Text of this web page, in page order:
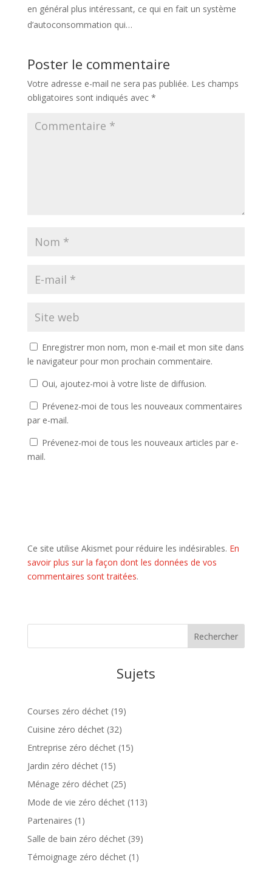
en général plus intéressant, ce qui en fait un système
d’autoconsommation qui…
Poster le commentaire
Votre adresse e-mail ne sera pas publiée. Les champs
obligatoires sont indiqués avec *
Enregistrer mon nom, mon e-mail et mon site dans
le navigateur pour mon prochain commentaire.
Oui, ajoutez-moi à votre liste de diffusion.
Prévenez-moi de tous les nouveaux commentaires
par e-mail.
Prévenez-moi de tous les nouveaux articles par e-
mail.
Ce site utilise Akismet pour réduire les indésirables. En
savoir plus sur la façon dont les données de vos
commentaires sont traitées.
Sujets
Courses zéro déchet(19)
Cuisine zéro déchet(32)
Entreprise zéro déchet(15)
Jardin zéro déchet(15)
Ménage zéro déchet(25)
Mode de vie zéro déchet(113)
Partenaires (1)
Salle de bain zéro déchet(39)
Témoignage zéro déchet(1)